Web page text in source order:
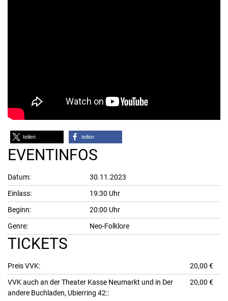
teilen teilen
EVENTINFOS
Datum:
30.11.2023
Einlass:
19:30 Uhr
Beginn:
20:00 Uhr
Genre:
Neo-Folklore
TICKETS
Preis VVK:
20,00 €
VVK auch an der Theater Kasse Neumarkt und in Der
andere Buchladen, Ubierring 42::
20,00 €